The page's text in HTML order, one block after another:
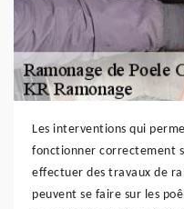
Les interventions qui
fonctionner correctement
effectuer des travaux de
peuvent se faire sur les